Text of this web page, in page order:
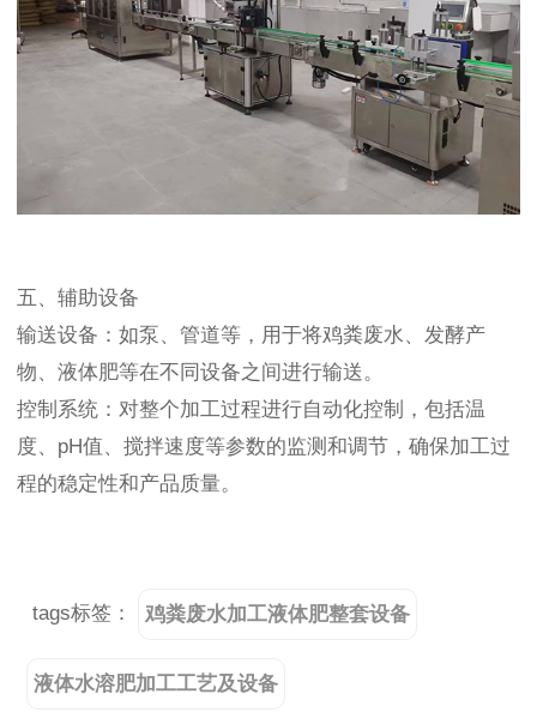
五、辅助设备
输送设备：如泵、管道等，用于将鸡粪废水、发酵产
物、液体肥等在不同设备之间进行输送。
控制系统：对整个加工过程进行自动化控制，包括温
度、pH值、搅拌速度等参数的监测和调节，确保加工过
程的稳定性和产品质量。
tags标签： 鸡粪废水加工液体肥整套设备
液体水溶肥加工工艺及设备